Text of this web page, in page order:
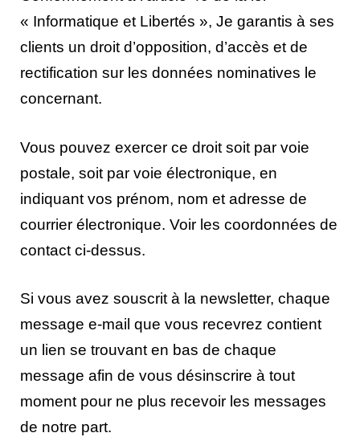
« Informatique et Libertés », Je garantis à ses
clients un droit d’opposition, d’accès et de
rectification sur les données nominatives le
concernant.
Vous pouvez exercer ce droit soit par voie
postale, soit par voie électronique, en
indiquant vos prénom, nom et adresse de
courrier électronique. Voir les coordonnées de
contact ci-dessus.
Si vous avez souscrit à la newsletter, chaque
message e-mail que vous recevrez contient
un lien se trouvant en bas de chaque
message afin de vous désinscrire à tout
moment pour ne plus recevoir les messages
de notre part.